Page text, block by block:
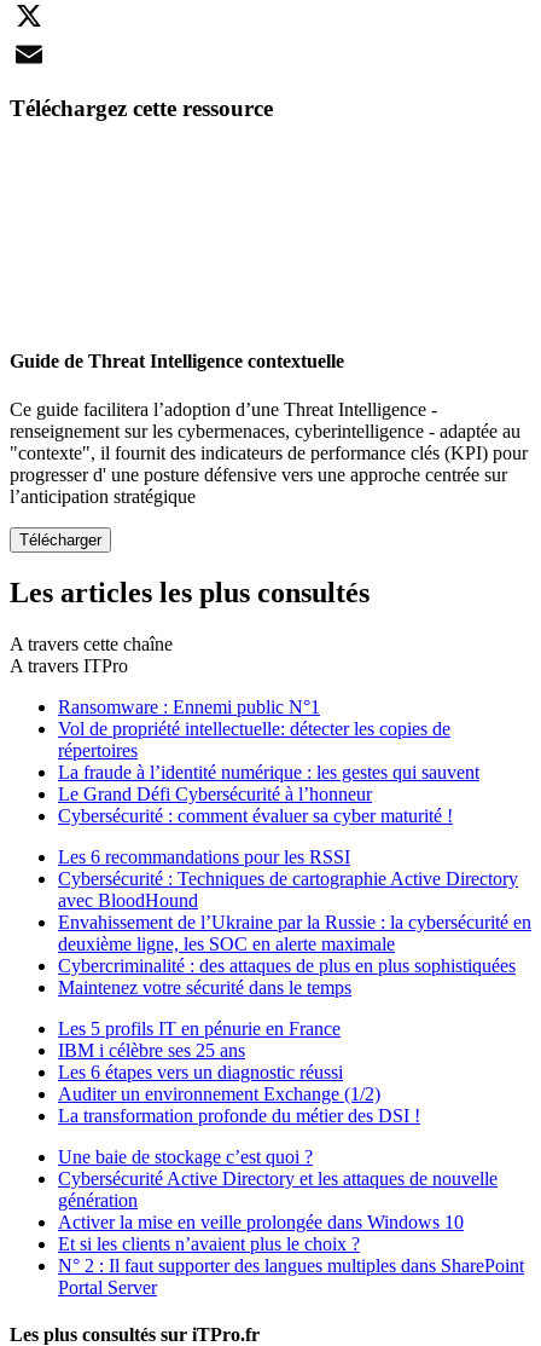
LinkedIn
X
Téléchargez cette ressource
Guide de Threat Intelligence contextuelle
Ce guide facilitera l’adoption d’une Threat Intelligence -
renseignement sur les cybermenaces, cyberintelligence - adaptée au
"contexte", il fournit des indicateurs de performance clés (KPI) pour
progresser d' une posture défensive vers une approche centrée sur
l’anticipation stratégique
Les articles les plus consultés
A travers cette chaîne
A travers ITPro
Ransomware : Ennemi public N°1
Vol de propriété intellectuelle: détecter les copies de
répertoires
La fraude à l’identité numérique : les gestes qui sauvent
Le Grand Défi Cybersécurité à l’honneur
Cybersécurité : comment évaluer sa cyber maturité !
Les 6 recommandations pour les RSSI
Cybersécurité : Techniques de cartographie Active Directory
avec BloodHound
Envahissement de l’Ukraine par la Russie : la cybersécurité en
deuxième ligne, les SOC en alerte maximale
Cybercriminalité : des attaques de plus en plus sophistiquées
Maintenez votre sécurité dans le temps
Les 5 profils IT en pénurie en France
IBM i célèbre ses 25 ans
Les 6 étapes vers un diagnostic réussi
Auditer un environnement Exchange (1/2)
La transformation profonde du métier des DSI !
Une baie de stockage c’est quoi ?
Cybersécurité Active Directory et les attaques de nouvelle
génération
Activer la mise en veille prolongée dans Windows 10
Et si les clients n’avaient plus le choix ?
N° 2 : Il faut supporter des langues multiples dans SharePoint
Portal Server
Les plus consultés sur iTPro.fr